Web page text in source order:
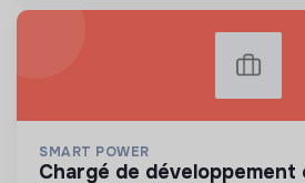
SMART POWER
chargé de développement entreprises et